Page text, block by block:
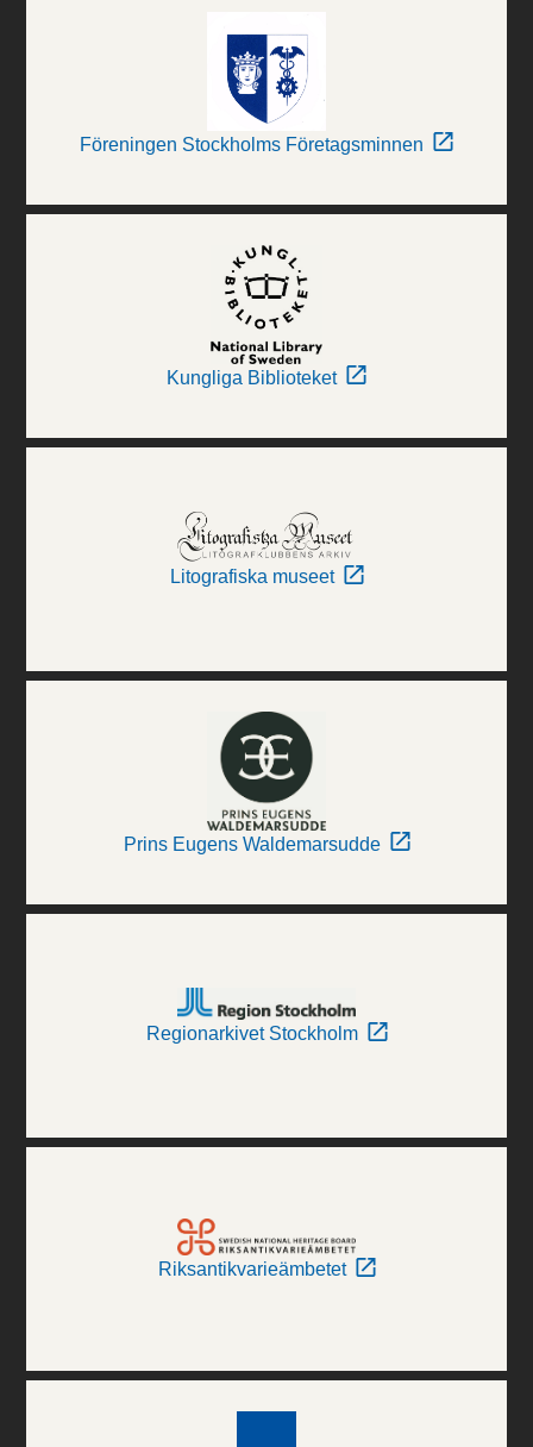
Föreningen Stockholms Företagsminnen
Kungliga Biblioteket
Litografiska museet
Prins Eugens Waldemarsudde
Regionarkivet Stockholm
Riksantikvarieämbetet